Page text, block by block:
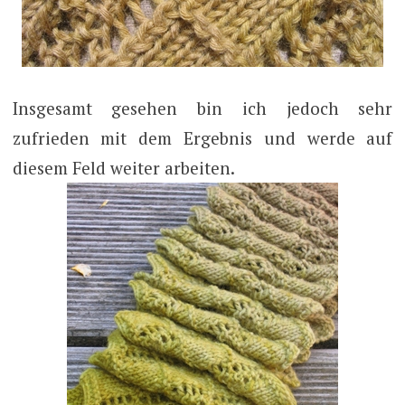
Insgesamt gesehen bin ich jedoch sehr
zufrieden mit dem Ergebnis und werde auf
diesem Feld weiter arbeiten.